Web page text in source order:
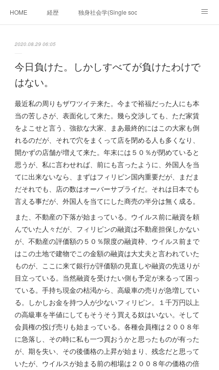
HOME 経歴 独身社会学(Single sociology)と高齢化社会学
移動出来て、工場で作る建物。
「心神の夢想２０２０」 フィリピンマンションは買うべきでは無い理由は全
海外生活の掟
フィリピンの問題点 フィリピンの歴史
フィリピン経済談義 ファッションを考える 漫画
未来２１００研究所他のアイデアマニラ男の手料理 総集編
https://globalclub.amebaownd.com/
2020.08.29 06:05
今日負けた。しかしすべてが負けたわけで
はない。
最近私の周りもザワツイテ来た。今まで裕福だった人にも本
当の苦しさが、表面化して来た。幾ら交渉しても、ただ家賃
をよこせと言う、強欲な大家、まあ最終的にはこの大家も倒
れるのだが、それで穴をまくって店を閉める人も多くなり、
開かずの店舗が増えて来た。年末には５０％が閉めていると
思うが、私に言わせれば、前にも言ったように、外国人を当
てに出来ないなら、まずはフィリピン国内重要だが、まだま
だそれでも、店の数はオーバーサプライだ。それは日本でも
言える事だが、外国人を当てにした商売の半分は無く成る。
また、不動産の下落が始まっている。ウイルス前に融資を頼
んでいた人々だが、フィリピンの融資は不動産担保しかない
が、不動産の評価額の５０％限度の融資枠、ウイルス前まで
はこの土地で建物でこの金額の融資は大丈夫と言われていた
ものが、ここに来て銀行が評価額の見直しや融資の先送りが
目立っている。当然融資を受けたい側も予定が来るって困っ
ている。手持ち現金の枯渇から、高級車の売りが急増してい
る。しかしお金を持つ人が少ないフィリピン。１千万円以上
の高級車を半値にしてもそうそう買える奴はいない。そして
会員権の投げ売りも始まっている。各種会員権は２００８年
に急落し、その時に私も一つ買おうかと思ったものが有った
が、期を失い、その後価格の上昇が始まり、残念だと思って
いたが、ウイルスが始まる前の相場は２００８年の価格の倍